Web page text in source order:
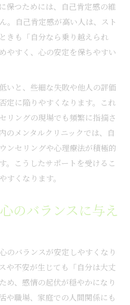
ない心を作る具体的な方法
方へ岐阜県で安心を
える相談窓口選びのポイン
ンセリングの違いを理解し
に適した相談先の探し方
ングで自己肯定感を高める
サービスの利用メリットと
すカウンセリング活用術
安な時の無料相談活用ポイ
保つためには、自己肯定感の維
。自己肯定感が高い人は、スト
きも「自分なら乗り越えられ
やすく、心の安定を保ちやすい
いと、些細な失敗や他人の評価
定に陥りやすくなります。これ
リングの現場でも頻繁に指摘さ
のメンタルクリニックでは、自
ンセリングや心理療法が積極的
。こうしたサポートを受けるこ
すくなります。
のバランスに与え
のバランスが安定しやすくなり
や不安が生じても「自分は大丈
め、感情の起伏が穏やかになり
や職場、家庭での人間関係にも